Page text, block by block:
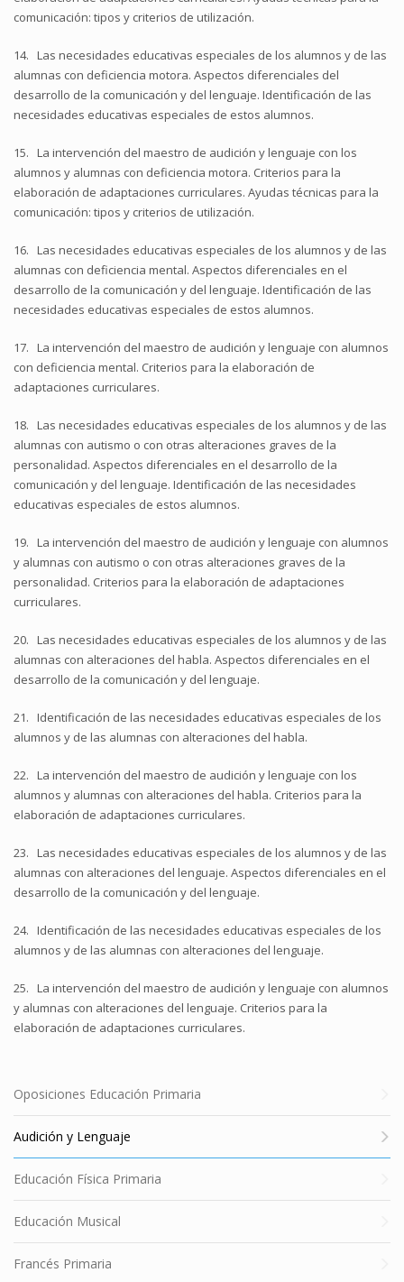
comunicación: tipos y criterios de utilización.
14. Las necesidades educativas especiales de los alumnos y de las
alumnas con deficiencia motora. Aspectos diferenciales del
desarrollo de la comunicación y del lenguaje. Identificación de las
necesidades educativas especiales de estos alumnos.
15. La intervención del maestro de audición y lenguaje con los
alumnos y alumnas con deficiencia motora. Criterios para la
elaboración de adaptaciones curriculares. Ayudas técnicas para la
comunicación: tipos y criterios de utilización.
16. Las necesidades educativas especiales de los alumnos y de las
alumnas con deficiencia mental. Aspectos diferenciales en el
desarrollo de la comunicación y del lenguaje. Identificación de las
necesidades educativas especiales de estos alumnos.
17. La intervención del maestro de audición y lenguaje con alumnos
con deficiencia mental. Criterios para la elaboración de
adaptaciones curriculares.
18. Las necesidades educativas especiales de los alumnos y de las
alumnas con autismo o con otras alteraciones graves de la
personalidad. Aspectos diferenciales en el desarrollo de la
comunicación y del lenguaje. Identificación de las necesidades
educativas especiales de estos alumnos.
19. La intervención del maestro de audición y lenguaje con alumnos
y alumnas con autismo o con otras alteraciones graves de la
personalidad. Criterios para la elaboración de adaptaciones
curriculares.
20. Las necesidades educativas especiales de los alumnos y de las
alumnas con alteraciones del habla. Aspectos diferenciales en el
desarrollo de la comunicación y del lenguaje.
21. Identificación de las necesidades educativas especiales de los
alumnos y de las alumnas con alteraciones del habla.
22. La intervención del maestro de audición y lenguaje con los
alumnos y alumnas con alteraciones del habla. Criterios para la
elaboración de adaptaciones curriculares.
23. Las necesidades educativas especiales de los alumnos y de las
alumnas con alteraciones del lenguaje. Aspectos diferenciales en el
desarrollo de la comunicación y del lenguaje.
24. Identificación de las necesidades educativas especiales de los
alumnos y de las alumnas con alteraciones del lenguaje.
25. La intervención del maestro de audición y lenguaje con alumnos
y alumnas con alteraciones del lenguaje. Criterios para la
elaboración de adaptaciones curriculares.
Oposiciones Educación Primaria
Audición y Lenguaje
Educación Física Primaria
Educación Musical
Francés Primaria